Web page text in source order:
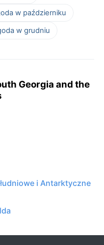
w październiku
w grudniu
Georgia and the
i Antarktyczne